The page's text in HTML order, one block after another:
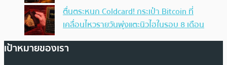
ตื่นตระหนก Coldcard! กระเป๋า Bitcoin ที่
เคลื่อนไหวรายวันพุ่งแตะนิวไฮในรอบ 8 เดือน
เป้าหมายของเรา